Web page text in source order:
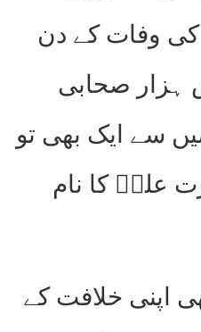
وفات کے دن
ہزار صحابی
سے ایک بھی تو
علیؓ کا نام
خلافت کے